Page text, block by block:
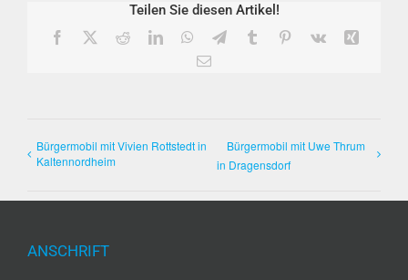
Teilen Sie diesen Artikel!
Facebook RedditLinkedInWhatsApp
TelegramTumblr Pinterest
Vk
E-
Bürgermobil mit Vivien Rottstedt in
Kaltennordheim
Bürgermobil mit Uwe Thrum
in Dragensdorf
ANSCHRIFT